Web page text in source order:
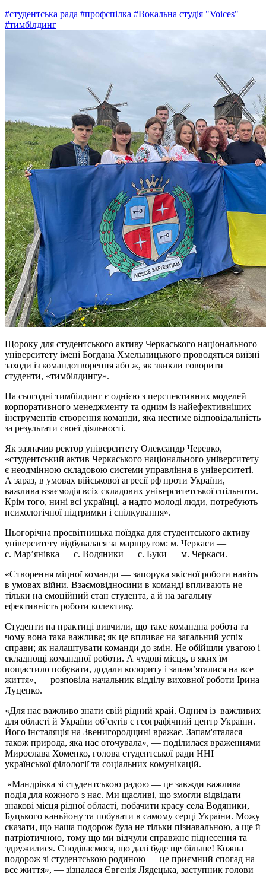
#студентська рада #профспілка #Вокальна студія "Voices"
#тимбілдинг
Щороку для студентського активу Черкаського національного
університету імені Богдана Хмельницького проводяться виїзні
заходи із командотворення або ж, як звикли говорити
студенти, «тимбілдингу».
На сьогодні тимбілдинг є однією з перспективних моделей
корпоративного менеджменту та одним із найефективніших
інструментів створення команди, яка нестиме відповідальність
за результати своєї діяльності.
Як зазначив ректор університету Олександр Черевко,
«студентський актив Черкаського національного університету
є неодмінною складовою системи управління в університеті.
А зараз, в умовах військової агресії рф проти України,
важлива взаємодія всіх складових університетської спільноти.
Крім того, нині всі українці, а надто молоді люди, потребують
психологічної підтримки і спілкування».
Цьогорічна просвітницька поїздка для студентського активу
університету відбувалася за маршрутом: м. Черкаси —
с. Мар’янівка — с. Водяники — с. Буки — м. Черкаси.
«Створення міцної команди — запорука якісної роботи навіть
в умовах війни. Взаємовідносини в команді впливають не
тільки на емоційний стан студента, а й на загальну
ефективність роботи колективу.
Студенти на практиці вивчили, що таке командна робота та
чому вона така важлива; як це впливає на загальний успіх
справи; як налаштувати команди до змін. Не обійшли увагою і
складнощі командної роботи. А чудові місця, в яких їм
пощастило побувати, додали колориту і запам’яталися на все
життя», — розповіла начальник відділу виховної роботи Ірина
Луценко.
«Для нас важливо знати свій рідний край. Одним із важливих
для області й України об’єктів є географічний центр України.
Його інсталяція на Звенигородщині вражає. Запам'яталася
також природа, яка нас оточувала», — поділилася враженнями
Мирослава Хоменко, голова студентської ради ННІ
української філології та соціальних комунікацій.
«Мандрівка зі студентською радою — це завжди важлива
подія для кожного з нас. Ми щасливі, що змогли відвідати
знакові місця рідної області, побачити красу села Водяники,
Буцького каньйону та побувати в самому серці України. Можу
сказати, що наша подорож була не тільки пізнавальною, а ще й
патріотичною, тому що ми відчули справжнє піднесення та
здружилися. Сподіваємося, що далі буде ще більше! Кожна
подорож зі студентською родиною — це приємний спогад на
все життя», — зізналася Євгенія Лядецька, заступник голови